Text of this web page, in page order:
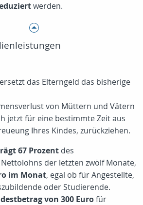
werden.
das Elterngeld das bisherige
von Müttern und Vätern
jetzt für eine bestimmte Zeit aus
Ihres Kindes, zurückziehen.
67 Prozent des
der letzten zwölf Monate,
im Monat, egal ob für Angestellte,
oder Studierende.
von 300 Eurofür